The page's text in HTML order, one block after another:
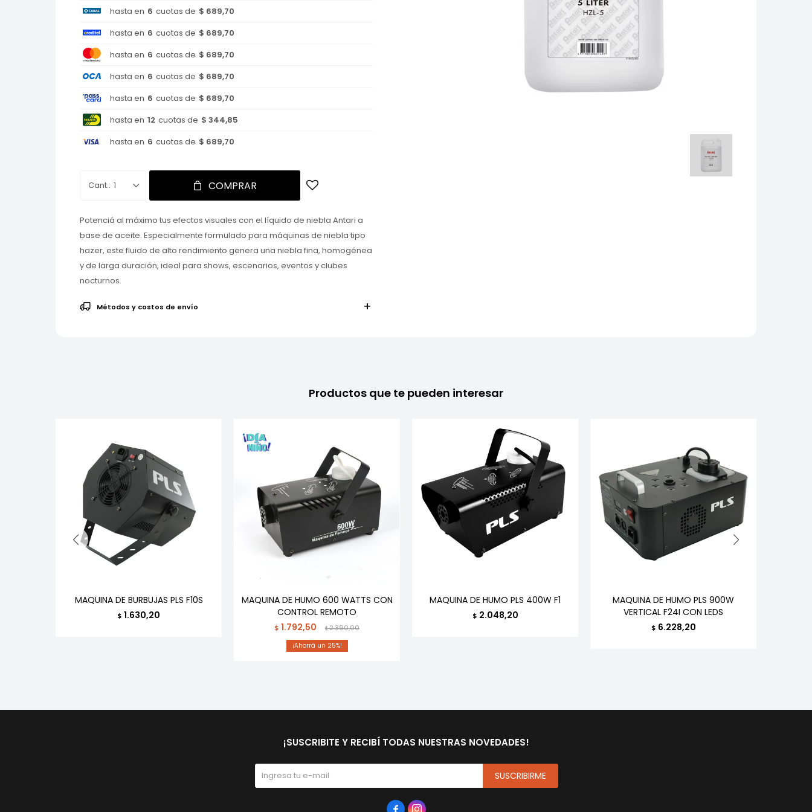
hasta en 6 cuotas de $ 689,70
hasta en 6 cuotas de $ 689,70
hasta en 6 cuotas de $ 689,70
hasta en 6 cuotas de $ 689,70
hasta en 6 cuotas de $ 689,70
hasta en 12 cuotas de $ 344,85
hasta en 6 cuotas de $ 689,70
1 COMPRAR
Potenciá al máximo tus efectos visuales con el líquido de niebla Antari a
base de aceite. Especialmente formulado para máquinas de niebla tipo
hazer, este fluido de alto rendimiento genera una niebla fina, homogénea
y de larga duración, ideal para shows, escenarios, eventos y clubes
nocturnos.
Métodos y costos de envío
Productos que te pueden interesar
MAQUINA DE BURBUJAS PLS F10S
$ 1.630,20
MAQUINA DE HUMO 600 WATTS CON
CONTROL REMOTO
$ 1.792,50 $2.390,00
25
MAQUINA DE HUMO PLS 400W F1
$ 2.048,20
MAQUINA DE HUMO PLS 900W
VERTICAL F24I CON LEDS
$ 6.228,20
¡SUSCRIBITE Y RECIBÍ TODAS NUESTRAS NOVEDADES!
SUSCRIBIRME
 